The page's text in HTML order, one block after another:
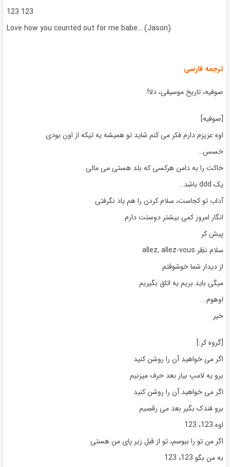
123 123
Love how you counted out for me babe… (Jason)
ترجمه فارسی
صوفیه، تاریخ موسیقی، دلا!
[صوفیه]
اوه عزیزم دارم فکر می کنم شاید تو همیشه یه تیکه از اون بودی
خسس…
خاکت را به دامن هرکسی که بلد هستی می مالی
یک ddd باشد…
آداب تو کجاست، سلام کردن را هم یاد نگرفتی
انگار امروز کمی بیشتر دوستت دارم
پیش کر
سلام نظر allez, allez-vous
از دیدار شما خوشوقتم
میگی باید بریم یه اتاق بگیریم
اوهوم…
خیر
[گروه کر:]
اگر می خواهید آن را روشن کنید
برو یه لامپ بیار بعد حرف میزنیم
اگر می خواهید آن را روشن کنید
برو فندک بگیر بعد می رقصیم
اوه 123، 123
اگر من تو را ببوسم، تو از قبل زیر پای من هستی
به من بگو 123، 123